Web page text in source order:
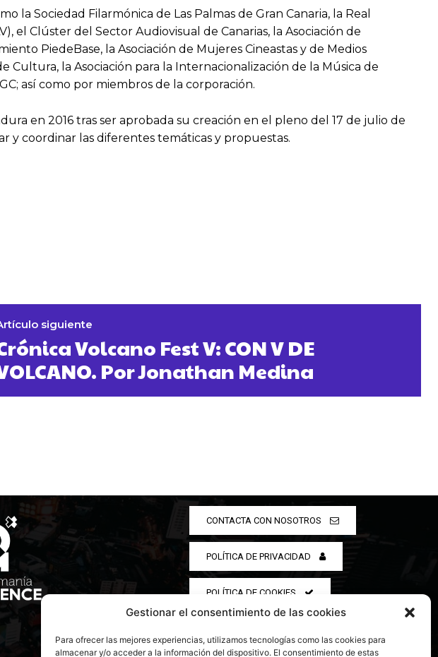
Gestionar el consentimiento de las cookies
Para ofrecer las mejores experiencias, utilizamos tecnologías como las cookies para
almacenar y/o acceder a la información del dispositivo. El consentimiento de estas
Sociedad Filarmónica de Las Palmas de Gran Canaria, la Real
el Clúster del Sector Audiovisual de Canarias, la Asociación de
PiedeBase, la Asociación de Mujeres Cineastas y de Medios
Cultura, la Asociación para la Internacionalización de la Música de
así como por miembros de la corporación.
en 2016 tras ser aprobada su creación en el pleno del 17 de julio de
y coordinar las diferentes temáticas y propuestas.
siguiente
Volcano Fest V: CON V DE
Por Jonathan Medina
CONTACTA CON NOSOTROS
POLÍTICA DE PRIVACIDAD
POLÍTICA DE COOKIES